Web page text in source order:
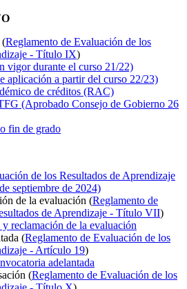
(Reglamento de Evaluación de los
- Título IX)
vigor durante el curso 21/22)
aplicación a partir del curso 22/23)
de créditos (RAC)
(Aprobado Consejo de Gobierno 26
fin de grado
de los Resultados de Aprendizaje
septiembre de 2024)
de la evaluación (Reglamento de
de Aprendizaje - Título VII)
reclamación de la evaluación
(Reglamento de Evaluación de los
- Artículo 19)
adelantada
(Reglamento de Evaluación de los